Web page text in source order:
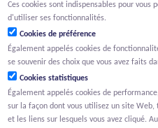
RPM Anvers,
Ces cookies sont indispensables pour
d'utiliser ses fonctionnalités.
Cookies de préférence
Également appelés cookies de
se souvenir des choix que vous avez faits
Cookies statistiques
Également appelés cookies de
sur la façon dont vous utilisez un site Web,
et les liens sur lesquels vous avez cliqué.